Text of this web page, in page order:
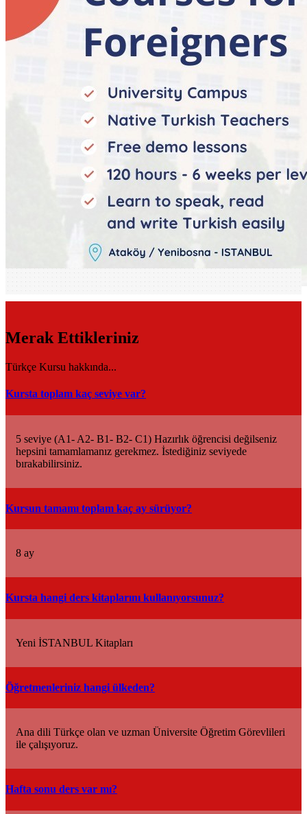
Merak Ettikleriniz
Türkçe Kursu hakkında...
Kursta toplam kaç seviye var?
5 seviye (A1- A2- B1- B2- C1) Hazırlık öğrencisi değilseniz
hepsini tamamlamanız gerekmez. İstediğiniz seviyede
bırakabilirsiniz.
Kursun tamamı toplam kaç ay sürüyor?
8 ay
Kursta hangi ders kitaplarını kullanıyorsunuz?
Yeni İSTANBUL Kitapları
Öğretmenleriniz hangi ülkeden?
Ana dili Türkçe olan ve uzman Üniversite Öğretim Görevlileri
ile çalışıyoruz.
Hafta sonu ders var mı?